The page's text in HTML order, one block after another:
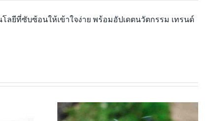
ลยีที่ซับซ้อนให้เข้าใจง่าย พร้อมอัปเดตนวัตกรรม เทรนด์